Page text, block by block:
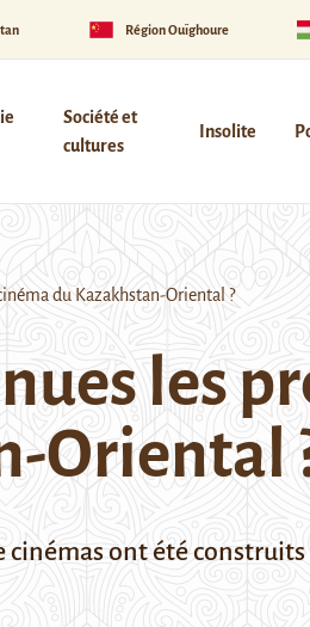
Région Ouïghoure
Société et
cultures
Insolite
du Kazakhstan-Oriental ?
les
Oriental
ont été